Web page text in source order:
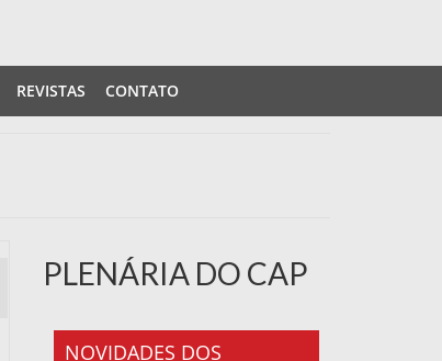
REVISTAS CONTATO
PLENÁRIA DO CAP
NOVIDADES DOS